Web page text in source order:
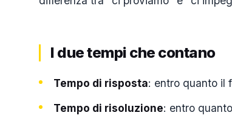
I due tempi che contano
Tempo di risposta: entro quanto il
Tempo di risoluzione: entro